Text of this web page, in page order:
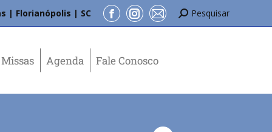
| Florianópolis | SC Pesquisar
Missas Agenda Fale Conosco